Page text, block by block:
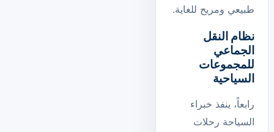
طبيعي ومريح للغاية.
نظام النقل
الجماعي
للمجموعات
السياحية
رابعاً، ينفذ خبراء
السياحة رحلات